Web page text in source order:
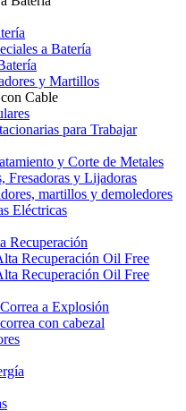
a Batería
y Martillos
Cable
para Trabajar
y Corte de Metales
Fresadoras y Lijadoras
martillos y demoledores
Eléctricas
Recuperación
Recuperación Oil Free
Recuperación Oil Free
a Explosión
con cabezal